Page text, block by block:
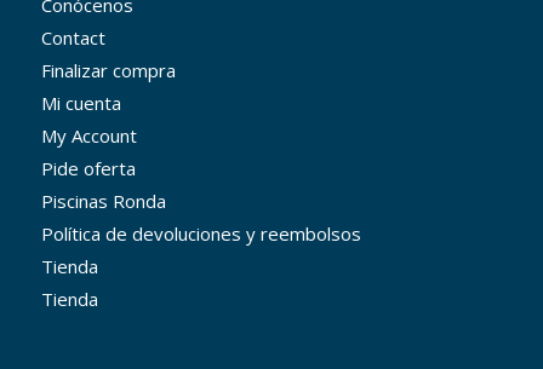
Contact
Finalizar compra
Mi cuenta
My Account
Pide oferta
Piscinas Ronda
Política de devoluciones y reembolsos
Tienda
Tienda